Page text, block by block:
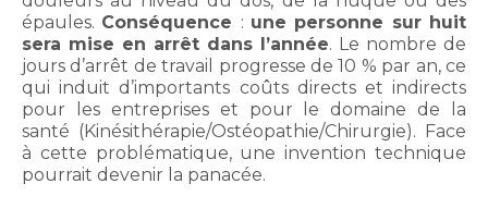
épaules. Conséquence : une personne sur huit
sera mise en arrêt dans l’année. Le nombre de
jours d’arrêt de travail progresse de 10 % par an, ce
qui induit d’importants coûts directs et indirects
pour les entreprises et pour le domaine de la
santé (Kinésithérapie/Ostéopathie/Chirurgie). Face
à cette problématique, une invention technique
pourrait devenir la panacée.